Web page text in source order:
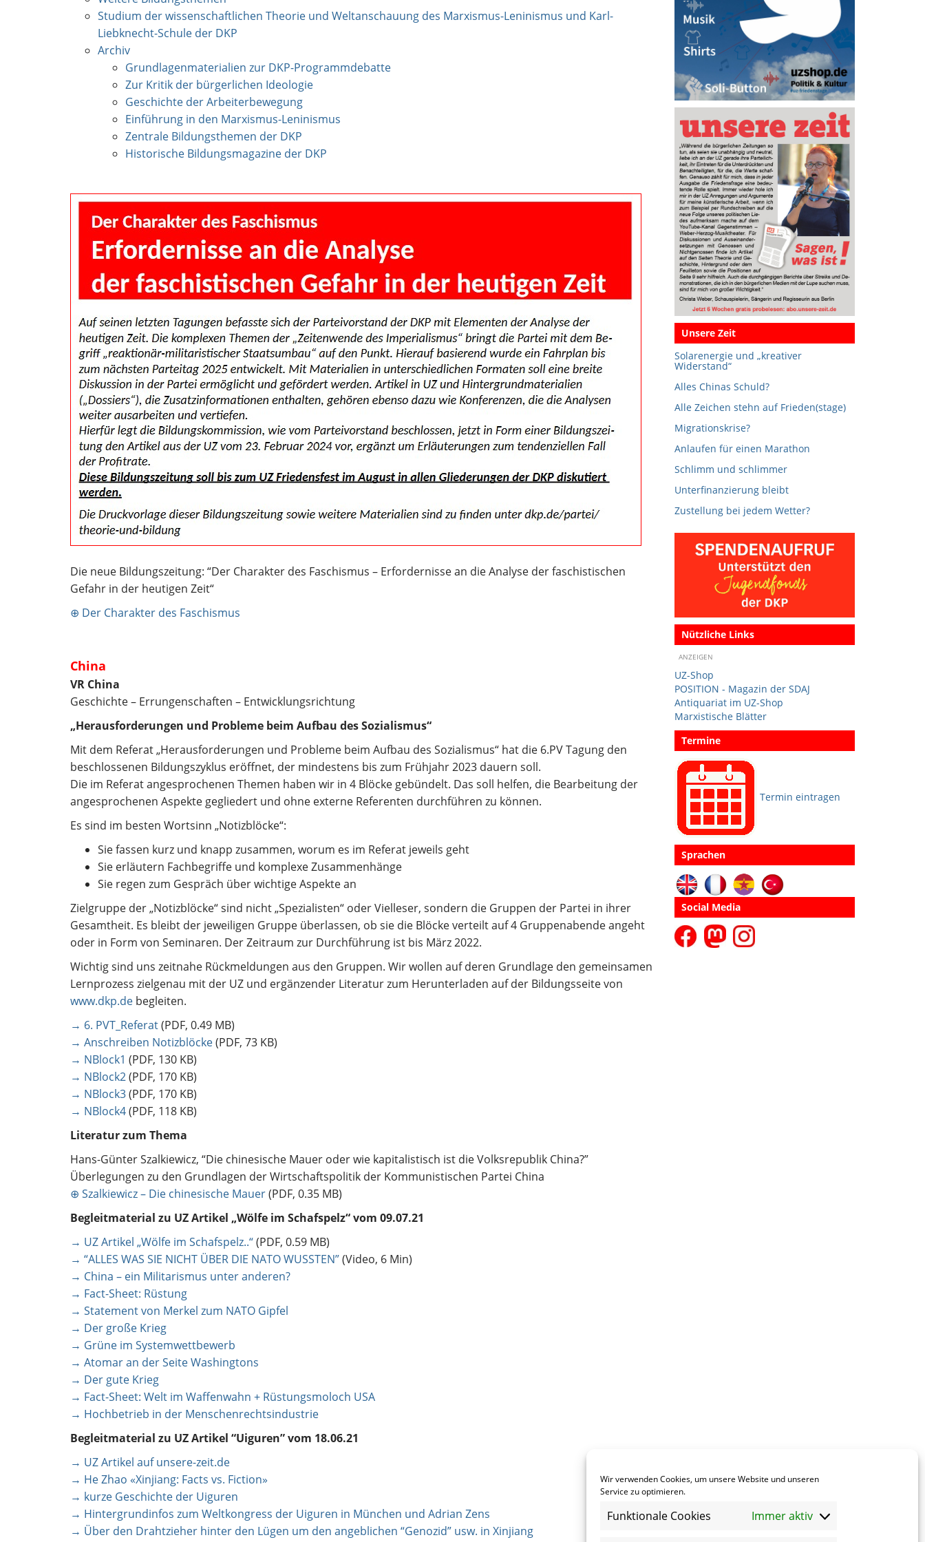
Wir verwenden Cookies, um unsere Website und unseren
Service zu optimieren.
Funktionale Cookies Immer aktiv
Studium der wissenschaftlichen Theorie und Weltanschauung des Marxismus-Leninismus und Karl-
Liebknecht-Schule der DKP
Archiv
Grundlagenmaterialien zur DKP-Programmdebatte
Zur Kritik der bürgerlichen Ideologie
Geschichte der Arbeiterbewegung
Einführung in den Marxismus-Leninismus
Zentrale Bildungsthemen der DKP
Historische Bildungsmagazine der DKP
Die neue Bildungszeitung: “Der Charakter des Faschismus – Erfordernisse an die Analyse der faschistischen
Gefahr in der heutigen Zeit“
⊕ Der Charakter des Faschismus
China
VR China
Geschichte – Errungenschaften – Entwicklungsrichtung
„Herausforderungen und Probleme beim Aufbau des Sozialismus“
Mit dem Referat „Herausforderungen und Probleme beim Aufbau des Sozialismus“ hat die 6.PV Tagung den
beschlossenen Bildungszyklus eröffnet, der mindestens bis zum Frühjahr 2023 dauern soll.
Die im Referat angesprochenen Themen haben wir in 4 Blöcke gebündelt. Das soll helfen, die Bearbeitung der
angesprochenen Aspekte gegliedert und ohne externe Referenten durchführen zu können.
Es sind im besten Wortsinn „Notizblöcke“:
Sie fassen kurz und knapp zusammen, worum es im Referat jeweils geht
Sie erläutern Fachbegriffe und komplexe Zusammenhänge
Sie regen zum Gespräch über wichtige Aspekte an
Zielgruppe der „Notizblöcke“ sind nicht „Spezialisten“ oder Vielleser, sondern die Gruppen der Partei in ihrer
Gesamtheit. Es bleibt der jeweiligen Gruppe überlassen, ob sie die Blöcke verteilt auf 4 Gruppenabende angeht
oder in Form von Seminaren. Der Zeitraum zur Durchführung ist bis März 2022.
Wichtig sind uns zeitnahe Rückmeldungen aus den Gruppen. Wir wollen auf deren Grundlage den gemeinsamen
Lernprozess zielgenau mit der UZ und ergänzender Literatur zum Herunterladen auf der Bildungsseite von
www.dkp.de begleiten.
→ 6. PVT_Referat(PDF, 0.49 MB)
→ Anschreiben Notizblöcke(PDF, 73 KB)
→ NBlock1 (PDF, 130 KB)
→ NBlock2(PDF, 170 KB)
→ NBlock3(PDF, 170 KB)
→ NBlock4(PDF, 118 KB)
Literatur zum Thema
Hans-Günter Szalkiewicz, “Die chinesische Mauer oder wie kapitalistisch ist die Volksrepublik China?”
Überlegungen zu den Grundlagen der Wirtschaftspolitik der Kommunistischen Partei China
⊕ Szalkiewicz – Die chinesische Mauer(PDF, 0.35 MB)
Begleitmaterial zu UZ Artikel „Wölfe im Schafspelz“ vom 09.07.21
→ UZ Artikel „Wölfe im Schafspelz..“(PDF, 0.59 MB)
→ “ALLES WAS SIE NICHT ÜBER DIE NATO WUSSTEN”(Video, 6 Min)
→ China – ein Militarismus unter anderen?
→ Fact-Sheet: Rüstung
→ Statement von Merkel zum NATO Gipfel
→ Der große Krieg
→ Grüne im Systemwettbewerb
→ Atomar an der Seite Washingtons
→ Der gute Krieg
→ Fact-Sheet: Welt im Waffenwahn + Rüstungsmoloch USA
→ Hochbetrieb in der Menschenrechtsindustrie
Begleitmaterial zu UZ Artikel “Uiguren” vom 18.06.21
→ UZ Artikel auf unsere-zeit.de
→ He Zhao «Xinjiang: Facts vs. Fiction»
→ kurze Geschichte der Uiguren
→ Hintergrundinfos zum Weltkongress der Uiguren in München und Adrian Zens
→ Über den Drahtzieher hinter den Lügen um den angeblichen “Genozid” usw. in Xinjiang
Unsere Zeit
Solarenergie und „kreativer
Widerstand“
Alles Chinas Schuld?
Alle Zeichen stehn auf Frieden(stage)
Migrationskrise?
Anlaufen für einen Marathon
Schlimm und schlimmer
Unterfinanzierung bleibt
Zustellung bei jedem Wetter?
Nützliche Links
ANZEIGEN
UZ-Shop
POSITION - Magazin der SDAJ
Antiquariat im UZ-Shop
Marxistische Blätter
Termine
Termin eintragen
Sprachen
Social Media